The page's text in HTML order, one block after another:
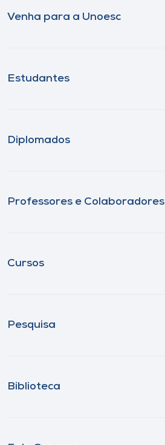
Venha para a Unoesc
Estudantes
Diplomados
Professores e Colaboradores
Cursos
Pesquisa
Biblioteca